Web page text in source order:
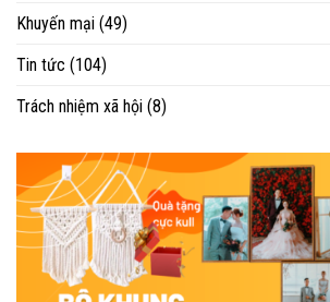
Khuyến mại (49)
Tin tức (104)
Trách nhiệm xã hội (8)